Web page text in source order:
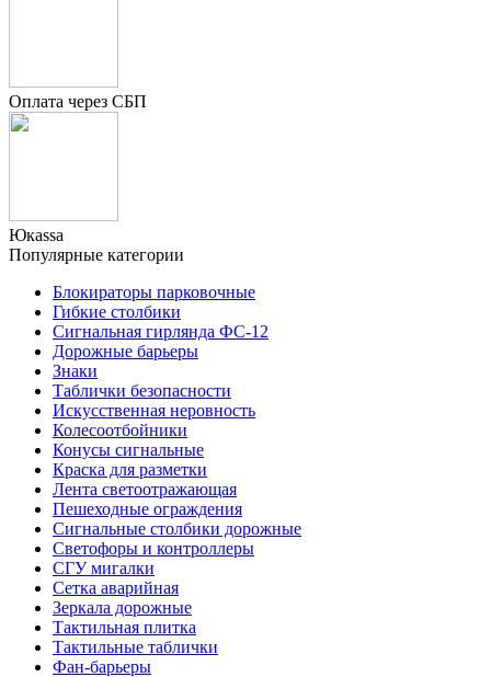
Оплата через СБП
Юкаssа
Популярные категории
Блокираторы парковочные
Гибкие столбики
Сигнальная гирлянда ФС-12
Дорожные барьеры
Знаки
Таблички безопасности
Искусственная неровность
Колесоотбойники
Конусы сигнальные
Краска для разметки
Лента светоотражающая
Пешеходные ограждения
Сигнальные столбики дорожные
Светофоры и контроллеры
СГУ мигалки
Cетка аварийная
Зеркала дорожные
Тактильная плитка
Тактильные таблички
Фан-барьеры